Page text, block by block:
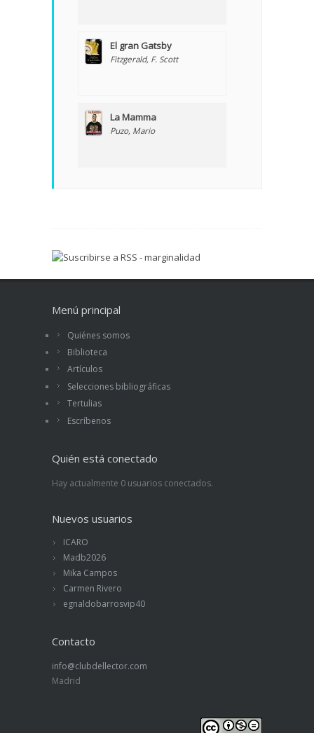
El gran Gatsby
Fitzgerald, F. Scott
La Mamma
Puzo, Mario
Menú principal
Quiénes somos
Biblioteca
Artículos
Selecciones bibliográficas
Tertulias
Escríbenos
Quién está conectado
Hay actualmente 0 usuarios conectados.
Nuevos usuarios
ICARO
Madb2026
Mika Campos
Carmen Rivero
egnaldobarrosvip40
Contacto
info@clubdellector.com
Madrid